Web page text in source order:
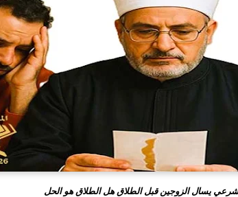
يسال الزوجين قبل الطلاق هل الطلاق هو الحل